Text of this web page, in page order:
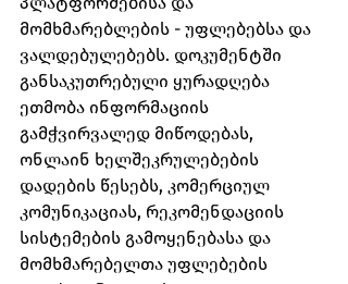
მომხმარებლების - უფლებებსა და
ვალდებულებებს. დოკუმენტში
განსაკუთრებული ყურადღება
ეთმობა ინფორმაციის
გამჭვირვალედ მიწოდებას,
ონლაინ ხელშეკრულებების
დადების წესებს, კომერციულ
კომუნიკაციას, რეკომენდაციის
სისტემების გამოყენებასა და
მომხმარებელთა უფლებების